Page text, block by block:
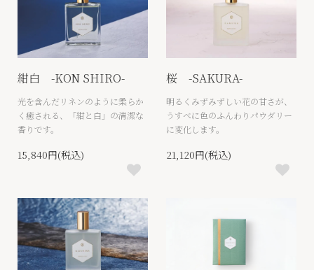
紺白 -KON SHIRO-
光を含んだリネンのように柔らか
く癒される、「紺と白」の清潔な
香りです。
15,840円(税込)
桜 -SAKURA-
明るくみずみずしい花の甘さが、
うすべに色のふんわりパウダリー
に変化します。
21,120円(税込)